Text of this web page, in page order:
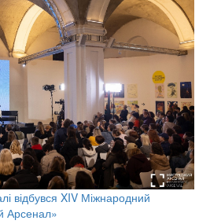
відбувся XIV Міжнародний
Арсенал»